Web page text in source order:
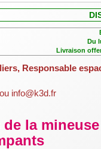
Europe. Elle se
nombreuses
des champs et
cultures protégées
Du
Livraison
Responsable
info@k3d.fr
la